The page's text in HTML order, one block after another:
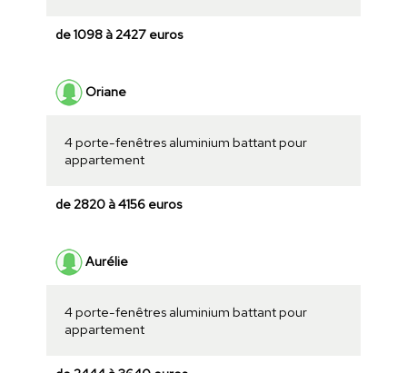
de 1098 à 2427 euros
Oriane
4 porte-fenêtres aluminium battant pour
appartement
de 2820 à 4156 euros
Aurélie
4 porte-fenêtres aluminium battant pour
appartement